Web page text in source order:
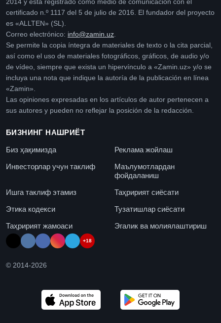
2014 y está registrado como medio de comunicación con el
certificado n.º 1117 del 5 de julio de 2016. El fundador del proyecto
es «ALLTEN» (SL).
Correo electrónico: info@zamin.uz
Se permite la copia íntegra de materiales de texto o la cita parcial,
así como el uso de materiales fotográficos, gráficos, de audio y/o
de vídeo, siempre que exista un hipervínculo a «Zamin.uz» y/o se
incluya una nota que indique la autoría de la publicación en línea
«Zamin».
Las opiniones expresadas en los artículos de autor pertenecen a
sus autores y pueden no reflejar la posición de la redacción.
БИЗНИНГ НАШРИЁТ
Биз ҳақимизда
Реклама жойлаш
Инвесторлар учун таклиф
Маълумотлардан
фойдаланиш
Ишга таклиф этамиз
Таҳририят сиёсати
Этика кодекси
Тузатишлар сиёсати
Таҳририят жамоаси
Эгалик ва молиялаштириш
+18
© 2014-2026